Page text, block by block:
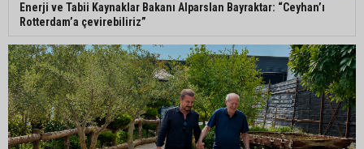
Enerji ve Tabii Kaynaklar Bakanı Alparslan Bayraktar: “Ceyhan’ı
Rotterdam’a çevirebiliriz”